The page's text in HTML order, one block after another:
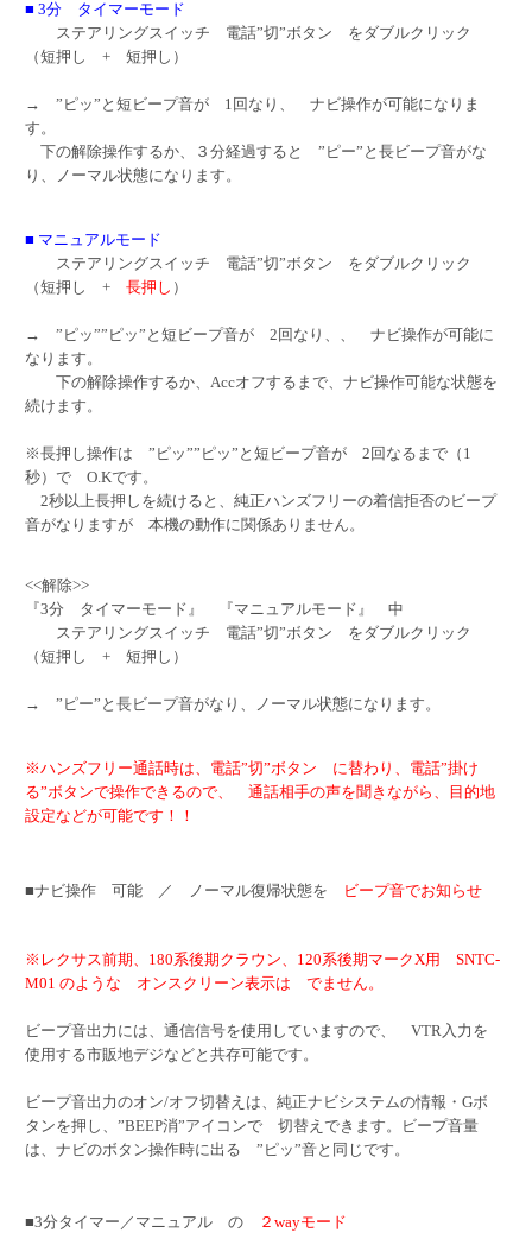
■ 3分 タイマーモード
ステアリングスイッチ 電話”切”ボタン をダブルクリック
（短押し + 短押し）
→ ”ピッ”と短ビープ音が 1回なり、 ナビ操作が可能になりま
す。
下の解除操作するか、３分経過すると ”ピー”と長ビープ音がな
り、ノーマル状態になります。
■ マニュアルモード
ステアリングスイッチ 電話”切”ボタン をダブルクリック
（短押し + 長押し ）
→ ”ピッ””ピッ”と短ビープ音が 2回なり、、 ナビ操作が可能に
なります。
下の解除操作するか、Accオフするまで、ナビ操作可能な状態を
続けます。
※長押し操作は ”ピッ””ピッ”と短ビープ音が 2回なるまで（1
秒）で O.Kです。
2秒以上長押しを続けると、純正ハンズフリーの着信拒否のビープ
音がなりますが 本機の動作に関係ありません。
<<解除>>
『3分 タイマーモード』 『マニュアルモード』 中
ステアリングスイッチ 電話”切”ボタン をダブルクリック
（短押し + 短押し）
→ ”ピー”と長ビープ音がなり、ノーマル状態になります。
※ハンズフリー通話時は、電話”切”ボタン に替わり、電話”掛け
る”ボタンで操作できるので、 通話相手の声を聞きながら、目的地
設定などが可能です！！
■ナビ操作 可能 ／ ノーマル復帰状態を ビープ音でお知らせ
※レクサス前期、180系後期クラウン、120系後期マークX用 SNTC-
M01 のような オンスクリーン表示は でません。
ビープ音出力には、通信信号を使用していますので、 VTR入力を
使用する市販地デジなどと共存可能です。
ビープ音出力のオン/オフ切替えは、純正ナビシステムの情報・Gボ
タンを押し、”BEEP消”アイコンで 切替えできます。ビープ音量
は、ナビのボタン操作時に出る ”ピッ”音と同じです。
■3分タイマー／マニュアル の ２wayモード